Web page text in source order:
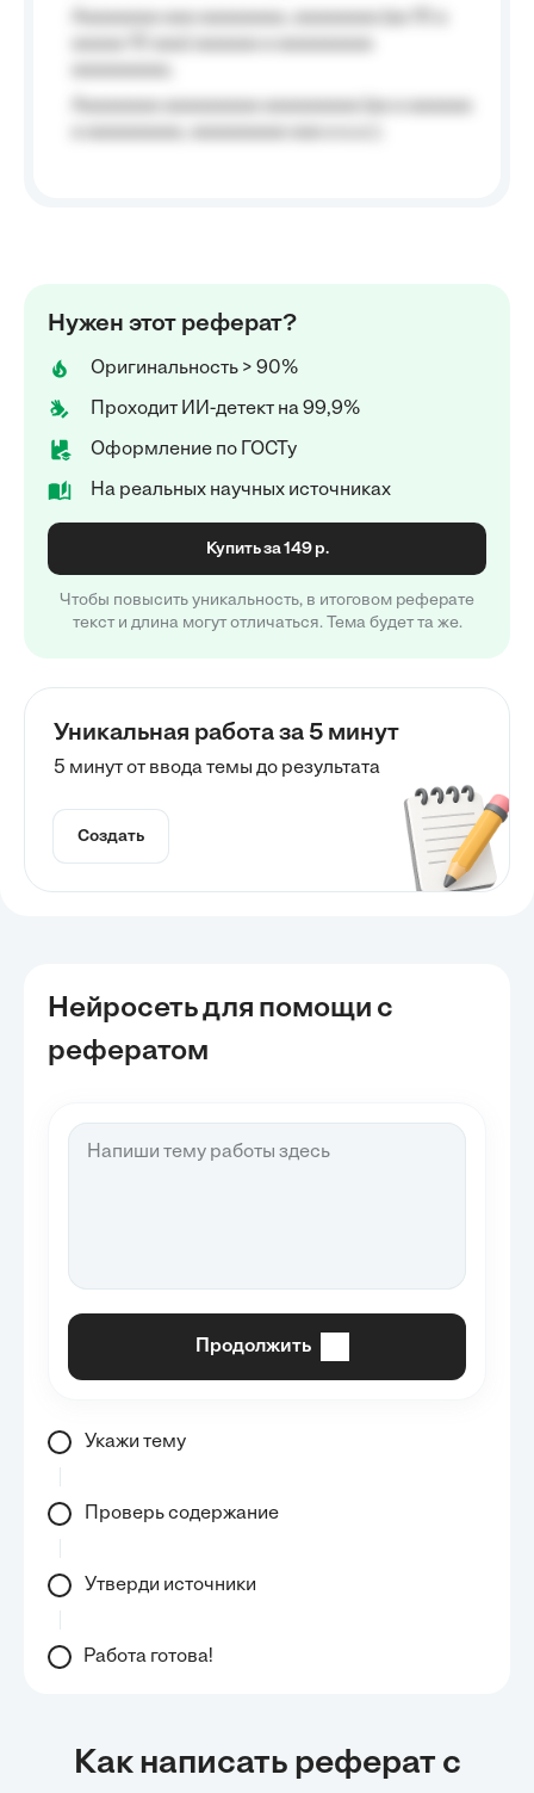
Нужен этот реферат?
Оригинальность > 90%
Проходит ИИ-детект на 99,9%
Оформление по ГОСТу
На реальных научных источниках
Купить за 149 р.
Чтобы повысить уникальность, в итоговом реферате
текст и длина могут отличаться. Тема будет та же.
Уникальная работа за 5 минут
5 минут от ввода темы до результата
Создать
Нейросеть для помощи с
рефератом
Продолжить
Укажи тему
Проверь содержание
Утверди источники
Работа готова!
Как написать реферат с